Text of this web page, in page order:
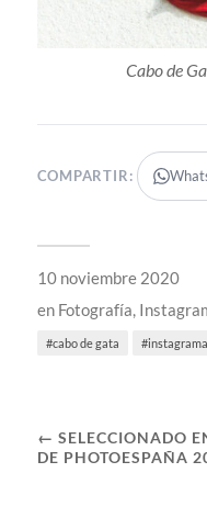
Cabo de
COMPARTIR:
10 noviembre 2020
en Fotografía,
cabo de gata instagrama
← SELECCIONADO
DE PHOTOESPAÑA